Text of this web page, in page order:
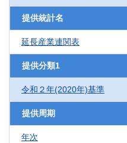
提供統計名
延長産業連関表
提供分類1
令和２年(2020年)基準
提供周期
年次